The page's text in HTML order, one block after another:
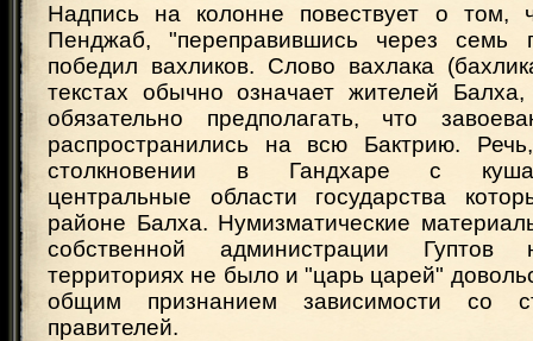
Надпись на колонне повествует о том,
Пенджаб, "переправившись через семь
победил вахликов. Слово вахлака
текстах обычно означает жителей
обязательно предполагать, что
распространились на всю Бактрию.
столкновении в Гандхаре с
центральные области государства
районе Балха. Нумизматические
собственной администрации Гуптов
территориях не было и "царь царей"
общим признанием зависимости со
правителей.